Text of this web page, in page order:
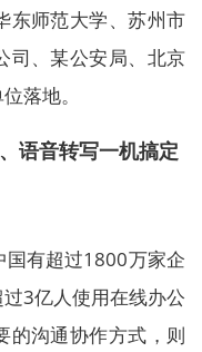
东师范大学、苏州市
司、某公安局、北京
落地。
语音转写一机搞定
有超过1800万家企
3亿人使用在线办公
的沟通协作方式，则